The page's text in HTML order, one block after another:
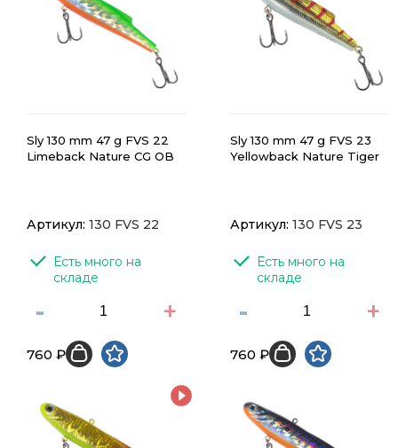
Sly 130 mm 47 g FVS 22
Limeback Nature CG OB
Артикул: 130 FVS 22
Есть много на
складе
- +
760 ₽
Sly 130 mm 47 g FVS 23
Yellowback Nature Tiger
Артикул: 130 FVS 23
Есть много на
складе
- +
760 ₽